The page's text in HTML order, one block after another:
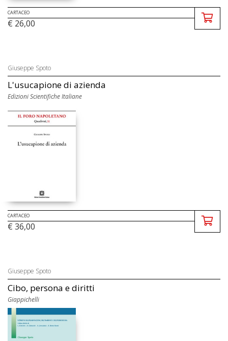
CARTACEO
€ 26,00
Giuseppe Spoto
L'usucapione di azienda
Edizioni Scientifiche Italiane
CARTACEO
€ 36,00
Giuseppe Spoto
Cibo, persona e diritti
Giappichelli